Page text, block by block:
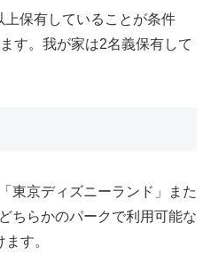
保有していることが条件
す。我が家は2名義保有して
東京ディズニーランド」また
ちらかのパークで利用可能な
す。